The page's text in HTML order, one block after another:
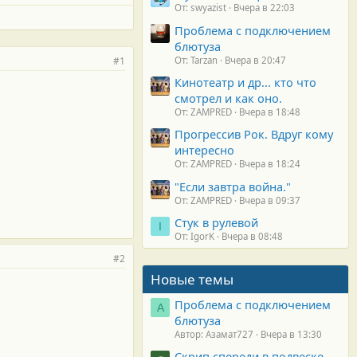
#1
#2
От: swyazist Вчера в 22:03
Проблема с подключением
блютуза
От: Tarzan Вчера в 20:47
Кинотеатр и др... кто что
смотрел и как оно.
От: ZAMPRED Вчера в 18:48
Прогрессив Рок. Вдруг кому
интересно
От: ZAMPRED Вчера в 18:24
"Если завтра война."
От: ZAMPRED Вчера в 09:37
I Стук в рулевой
От: IgorK Вчера в 08:48
Новые темы
А
Проблема с подключением
блютуза
Автор: Азамат727 Вчера в 13:30